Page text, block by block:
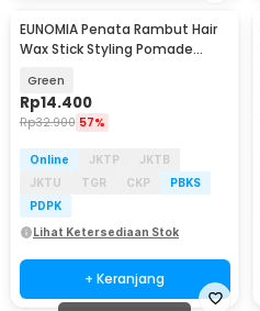
EUNOMIA Penata Rambut Hair
Wax Stick Styling Pomade
Green
Rp14.400
Rp32.900 57%
Online JKTP
JKTB
JKTU
TGR CKP
PBKS
PDPK
Lihat Ketersediaan Stok
+ Keranjang